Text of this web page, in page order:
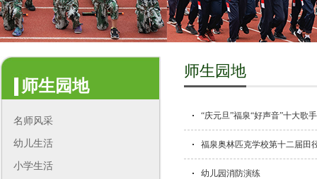
师生园地
名师风采
幼儿生活
小学生活
师生园地
“庆元旦”福泉“好声音”十大歌
福泉奥林匹克学校第十二届田
幼儿园消防演练